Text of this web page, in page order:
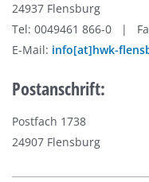
24937 Flensburg
Tel: 0049461 866-0 |
E-Mail: info[at]hwk-
Postanschrift:
Postfach 1738
24907 Flensburg